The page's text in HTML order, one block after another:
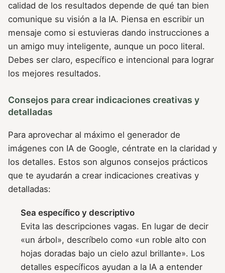
calidad de los resultados depende de qué tan bien
comunique su visión a la IA. Piensa en escribir un
mensaje como si estuvieras dando instrucciones a
un amigo muy inteligente, aunque un poco literal.
Debes ser claro, específico e intencional para lograr
los mejores resultados.
Consejos para crear indicaciones creativas y
detalladas
Para aprovechar al máximo el generador de
imágenes con IA de Google, céntrate en la claridad y
los detalles. Estos son algunos consejos prácticos
que te ayudarán a crear indicaciones creativas y
detalladas:
Sea específico y descriptivo
Evita las descripciones vagas. En lugar de decir
«un árbol», descríbelo como «un roble alto con
hojas doradas bajo un cielo azul brillante». Los
detalles específicos ayudan a la IA a entender